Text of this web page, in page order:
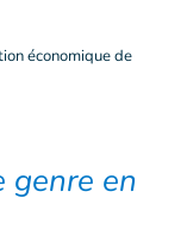
économique de
genre en